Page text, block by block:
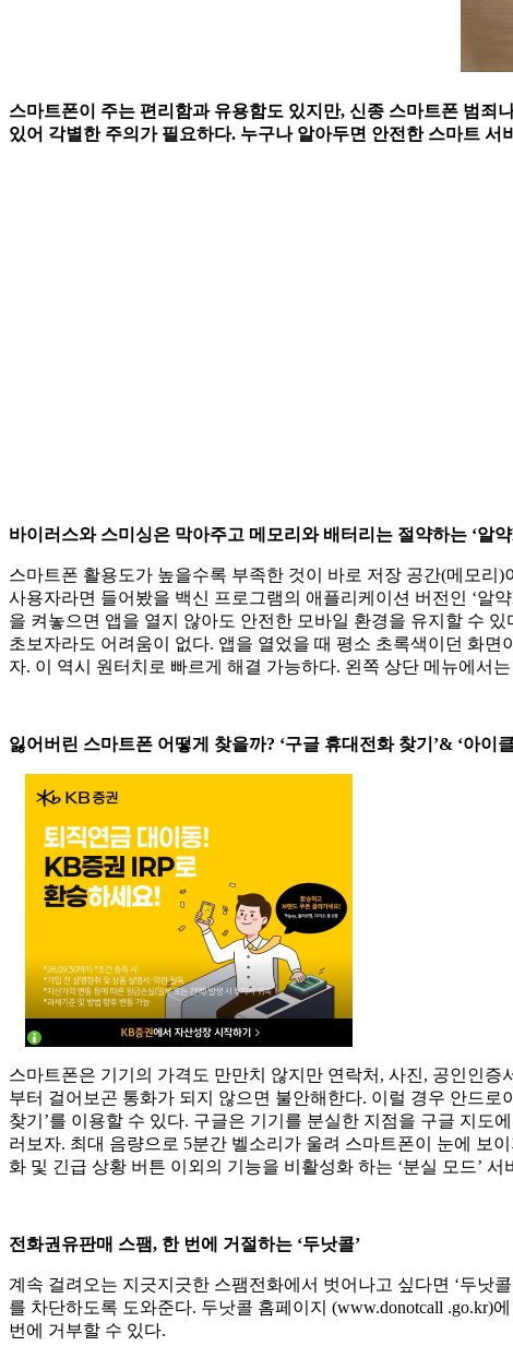
스마트폰이 주는 편리함과 유용함도 있지만, 신종 스마트폰 범죄
있어 각별한 주의가 필요하다. 누구나 알아두면 안전한 스마트 서
바이러스와 스미싱은 막아주고 메모리와 배터리는 절약하는 ‘알
스마트폰 활용도가 높을수록 부족한 것이 바로 저장 공간(메모리
사용자라면 들어봤을 백신 프로그램의 애플리케이션 버전인 ‘알
을 켜놓으면 앱을 열지 않아도 안전한 모바일 환경을 유지할 수
초보자라도 어려움이 없다. 앱을 열었을 때 평소 초록색이던 화
자. 이 역시 원터치로 빠르게 해결 가능하다. 왼쪽 상단 메뉴에서
잃어버린 스마트폰 어떻게 찾을까? ‘구글 휴대전화 찾기’& ‘아이
스마트폰은 기기의 가격도 만만치 않지만 연락처, 사진, 공인인
부터 걸어보곤 통화가 되지 않으면 불안해한다. 이럴 경우 안드로
찾기’를 이용할 수 있다. 구글은 기기를 분실한 지점을 구글 지도
러보자. 최대 음량으로 5분간 벨소리가 울려 스마트폰이 눈에 보
화 및 긴급 상황 버튼 이외의 기능을 비활성화 하는 ‘분실 모드’ 서
전화권유판매 스팸, 한 번에 거절하는 ‘두낫콜’
계속 걸려오는 지긋지긋한 스팸전화에서 벗어나고 싶다면 ‘두낫
를 차단하도록 도와준다. 두낫콜 홈페이지 (www.donotcall .go.kr)
번에 거부할 수 있다.